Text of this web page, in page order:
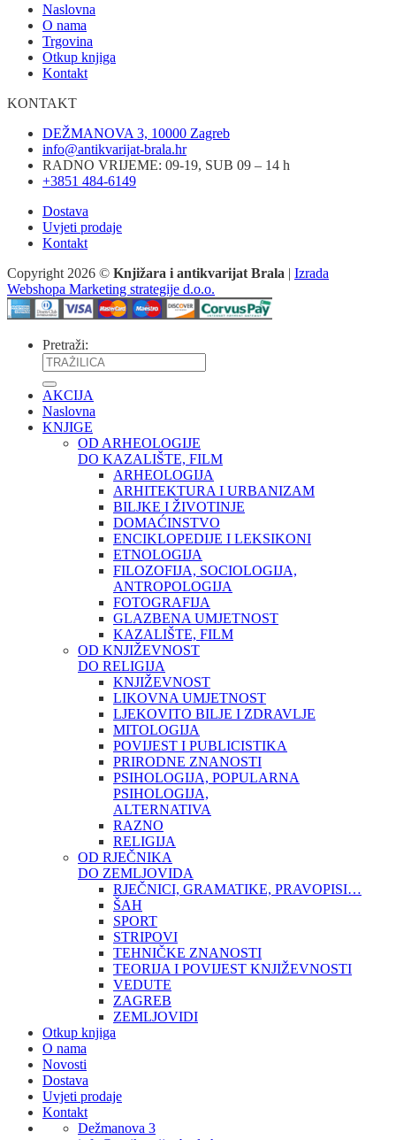
Naslovna
O nama
Trgovina
Otkup knjiga
Kontakt
KONTAKT
DEŽMANOVA 3, 10000 Zagreb
info@antikvarijat-brala.hr
RADNO VRIJEME: 09-19, SUB 09 – 14 h
+3851 484-6149
Dostava
Uvjeti prodaje
Kontakt
Copyright 2026 © Knjižara i antikvarijat Brala | Izrada
Webshopa Marketing strategije d.o.o.
Pretraži:
AKCIJA
Naslovna
KNJIGE
OD ARHEOLOGIJE
DO KAZALIŠTE, FILM
ARHEOLOGIJA
ARHITEKTURA I URBANIZAM
BILJKE I ŽIVOTINJE
DOMAĆINSTVO
ENCIKLOPEDIJE I LEKSIKONI
ETNOLOGIJA
FILOZOFIJA, SOCIOLOGIJA,
ANTROPOLOGIJA
FOTOGRAFIJA
GLAZBENA UMJETNOST
KAZALIŠTE, FILM
OD KNJIŽEVNOST
DO RELIGIJA
KNJIŽEVNOST
LIKOVNA UMJETNOST
LJEKOVITO BILJE I ZDRAVLJE
MITOLOGIJA
POVIJEST I PUBLICISTIKA
PRIRODNE ZNANOSTI
PSIHOLOGIJA, POPULARNA
PSIHOLOGIJA,
ALTERNATIVA
RAZNO
RELIGIJA
OD RJEČNIKA
DO ZEMLJOVIDA
RJEČNICI, GRAMATIKE, PRAVOPISI…
ŠAH
SPORT
STRIPOVI
TEHNIČKE ZNANOSTI
TEORIJA I POVIJEST KNJIŽEVNOSTI
VEDUTE
ZAGREB
ZEMLJOVIDI
Otkup knjiga
O nama
Novosti
Dostava
Uvjeti prodaje
Kontakt
Dežmanova 3